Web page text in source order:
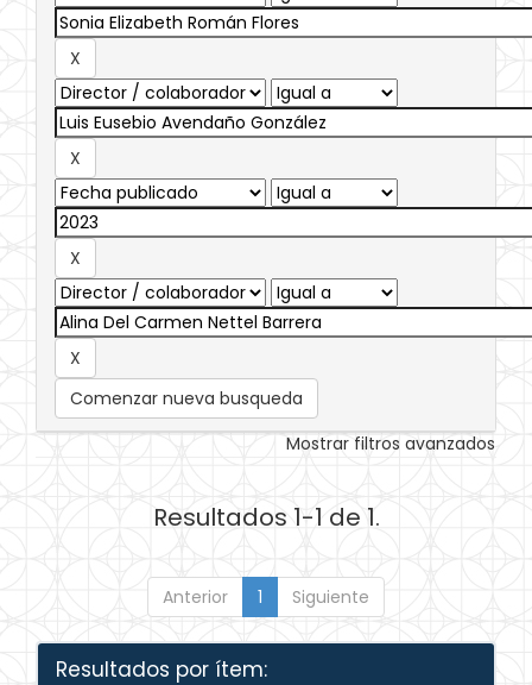
Comenzar nueva busqueda
Mostrar filtros avanzados
Resultados 1-1 de 1.
Anterior 1 Siguiente
Resultados por ítem: